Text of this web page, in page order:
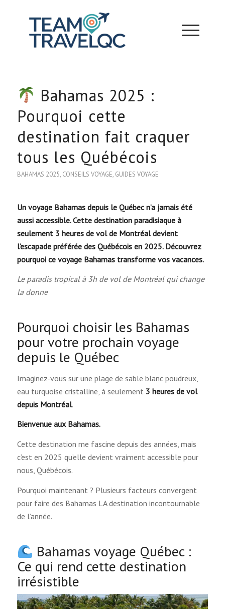
Bahamas 2025 :
Pourquoi cette
destination fait craquer
tous les Québécois
BAHAMAS 2025, CONSEILS VOYAGE, GUIDES VOYAGE
Un voyage Bahamas depuis le Québec n’a jamais été
aussi accessible. Cette destination paradisiaque à
seulement 3 heures de vol de Montréal devient
l’escapade préférée des Québécois en 2025. Découvrez
pourquoi ce voyage Bahamas transforme vos vacances.
Le paradis tropical à 3h de vol de Montréal qui change
la donne
Pourquoi choisir les Bahamas
pour votre prochain voyage
depuis le Québec
Imaginez-vous sur une plage de sable blanc poudreux,
eau turquoise cristalline, à seulement 3 heures de vol
depuis Montréal.
Bienvenue aux Bahamas.
Cette destination me fascine depuis des années, mais
c’est en 2025 qu’elle devient vraiment accessible pour
nous, Québécois.
Pourquoi maintenant ? Plusieurs facteurs convergent
pour faire des Bahamas LA destination incontournable
de l’année.
Bahamas voyage Québec :
Ce qui rend cette destination
irrésistible